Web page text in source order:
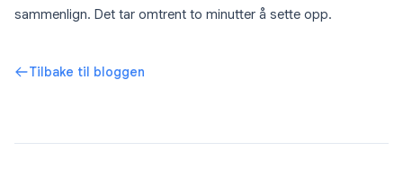
sammenlign. Det tar omtrent to minutter å sette opp.
Tilbake til bloggen